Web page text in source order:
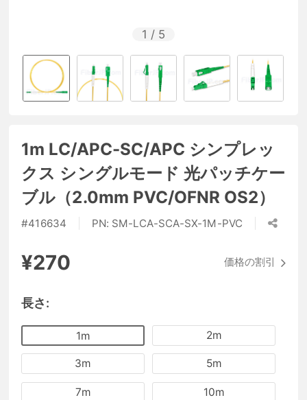
1 / 5
1m LC/APC-SC/APC シンプレッ
クス シングルモード 光パッチケー
ブル（2.0mm PVC/OFNR OS2）
#416634 PN: SM-LCA-SCA-SX-1M-PVC
¥270 価格の割引
長さ:
1m 2m
3m 5m
7m 10m